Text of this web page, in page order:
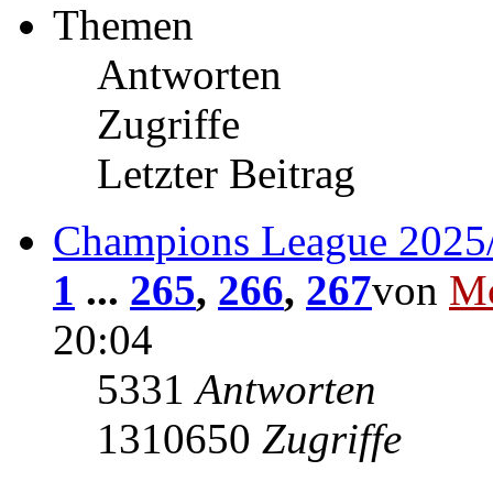
Themen
Antworten
Zugriffe
Letzter Beitrag
Champions League
1 ... 265, 266, 267von
20:04
5331Antworten
1310650 Zugriffe